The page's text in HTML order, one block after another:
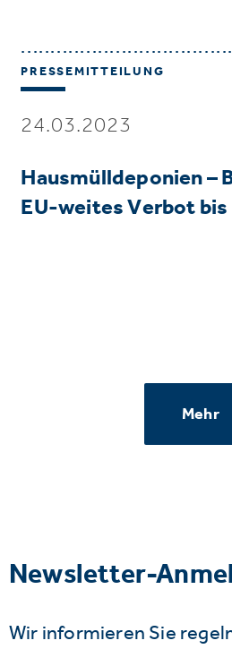
PRESSEMITTEILUNG
24.03.2023
Hausmülldeponien –
EU-weites Verbot bis
Mehr
Newsletter-
Wir informieren Sie